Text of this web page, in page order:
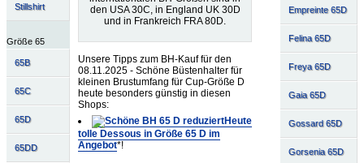
Stillshirt
Größe 65
65B
65C
65D
65DD
Empreinte 65D
Felina 65D
Freya 65D
Gaia 65D
Gossard 65D
Gorsenia 65D
den USA 30C, in England UK 30D
und in Frankreich FRA 80D.
Unsere Tipps zum BH-Kauf für den
08.11.2025 - Schöne Büstenhalter für
kleinen Brustumfang für Cup-Größe D
heute besonders günstig in diesen
Shops:
Heute
tolle Dessous in Größe 65 D im
Angebot*!